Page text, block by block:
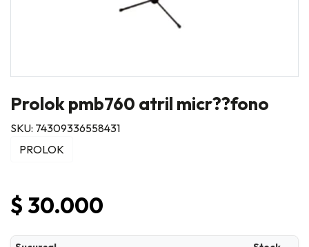
Prolok pmb760 atril micr??fono
SKU: 74309336558431
PROLOK
$ 30.000